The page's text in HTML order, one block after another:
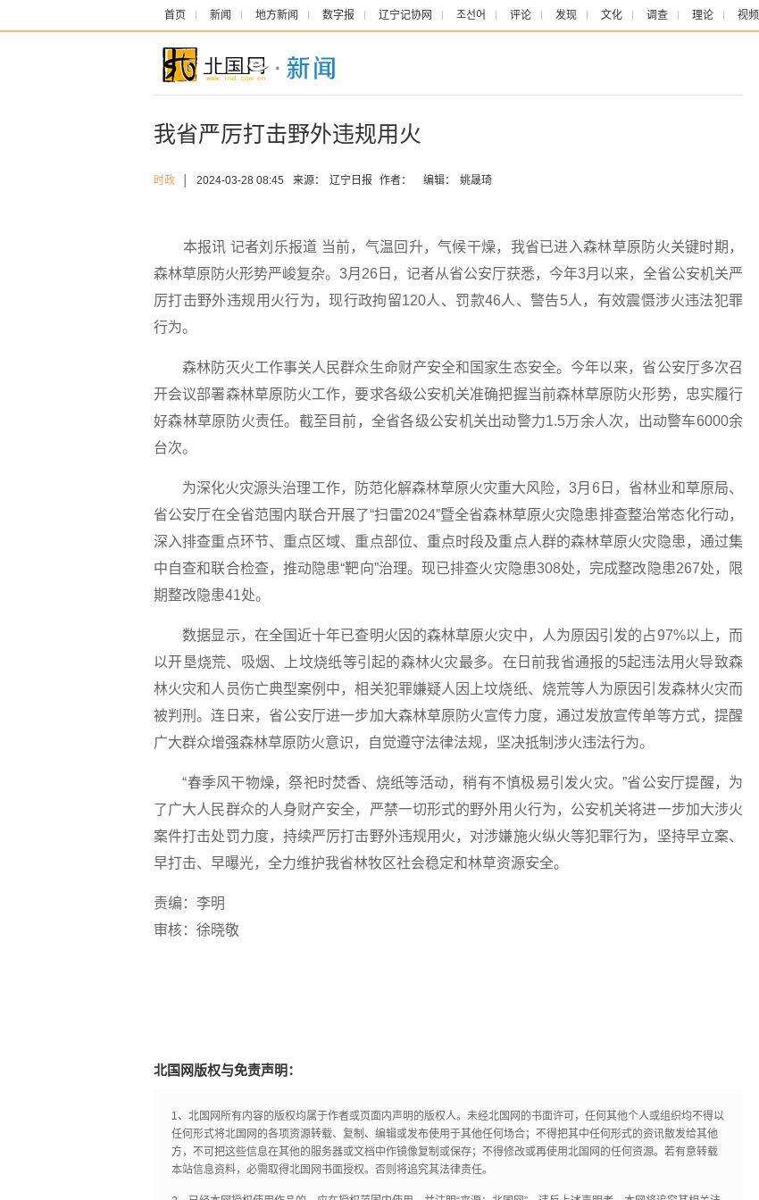
首页 新闻 地方新闻 数字报 辽宁记协网 조선어 评论 发现 文化 调查 理论 视频
我省严厉打击野外违规用火
时政 2024-03-28 08:45 来源： 辽宁日报 作者： 编辑： 姚晟琦
本报讯 记者刘乐报道 当前，气温回升，气候干燥，我省已进入森林草原防火关键时期，
森林草原防火形势严峻复杂。3月26日，记者从省公安厅获悉，今年3月以来，全省公安机关严
厉打击野外违规用火行为，现行政拘留120人、罚款46人、警告5人，有效震慑涉火违法犯罪
行为。
森林防灭火工作事关人民群众生命财产安全和国家生态安全。今年以来，省公安厅多次召
开会议部署森林草原防火工作，要求各级公安机关准确把握当前森林草原防火形势，忠实履行
好森林草原防火责任。截至目前，全省各级公安机关出动警力1.5万余人次，出动警车6000余
台次。
为深化火灾源头治理工作，防范化解森林草原火灾重大风险，3月6日，省林业和草原局、
省公安厅在全省范围内联合开展了“扫雷2024”暨全省森林草原火灾隐患排查整治常态化行动，
深入排查重点环节、重点区域、重点部位、重点时段及重点人群的森林草原火灾隐患，通过集
中自查和联合检查，推动隐患“靶向”治理。现已排查火灾隐患308处，完成整改隐患267处，限
期整改隐患41处。
数据显示，在全国近十年已查明火因的森林草原火灾中，人为原因引发的占97%以上，而
以开垦烧荒、吸烟、上坟烧纸等引起的森林火灾最多。在日前我省通报的5起违法用火导致森
林火灾和人员伤亡典型案例中，相关犯罪嫌疑人因上坟烧纸、烧荒等人为原因引发森林火灾而
被判刑。连日来，省公安厅进一步加大森林草原防火宣传力度，通过发放宣传单等方式，提醒
广大群众增强森林草原防火意识，自觉遵守法律法规，坚决抵制涉火违法行为。
“春季风干物燥，祭祀时焚香、烧纸等活动，稍有不慎极易引发火灾。”省公安厅提醒，为
了广大人民群众的人身财产安全，严禁一切形式的野外用火行为，公安机关将进一步加大涉火
案件打击处罚力度，持续严厉打击野外违规用火，对涉嫌施火纵火等犯罪行为，坚持早立案、
早打击、早曝光，全力维护我省林牧区社会稳定和林草资源安全。
责编：李明
审核：徐晓敬
北国网版权与免责声明：
1、北国网所有内容的版权均属于作者或页面内声明的版权人。未经北国网的书面许可，任何其他个人或组织均不得以
任何形式将北国网的各项资源转载、复制、编辑或发布使用于其他任何场合；不得把其中任何形式的资讯散发给其他
方，不可把这些信息在其他的服务器或文档中作镜像复制或保存；不得修改或再使用北国网的任何资源。若有意转载
本站信息资料，必需取得北国网书面授权。否则将追究其法律责任。